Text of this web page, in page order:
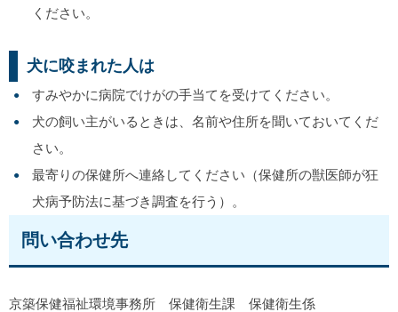
ください。
犬に咬まれた人は
すみやかに病院でけがの手当てを受けてください。
犬の飼い主がいるときは、名前や住所を聞いておいてくだ
さい。
最寄りの保健所へ連絡してください（保健所の獣医師が狂
犬病予防法に基づき調査を行う）。
問い合わせ先
京築保健福祉環境事務所 保健衛生課 保健衛生係